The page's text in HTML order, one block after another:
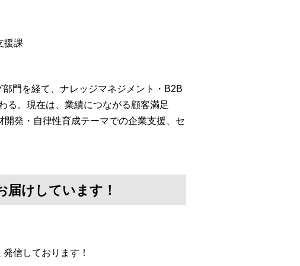
援課
門を経て、ナレッジマネジメント・B2B
る。現在は、業績につながる顧客満足
開発・自律性育成テーマでの企業支援、セ
けしています！
信しております！